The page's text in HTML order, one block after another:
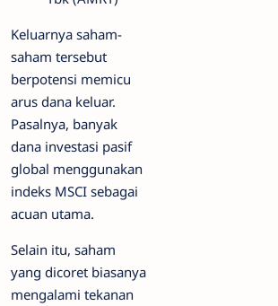
Keluarnya saham-
saham tersebut
berpotensi memicu
arus dana keluar.
Pasalnya, banyak
dana investasi pasif
global menggunakan
indeks MSCI sebagai
acuan utama.
Selain itu, saham
yang dicoret biasanya
mengalami tekanan